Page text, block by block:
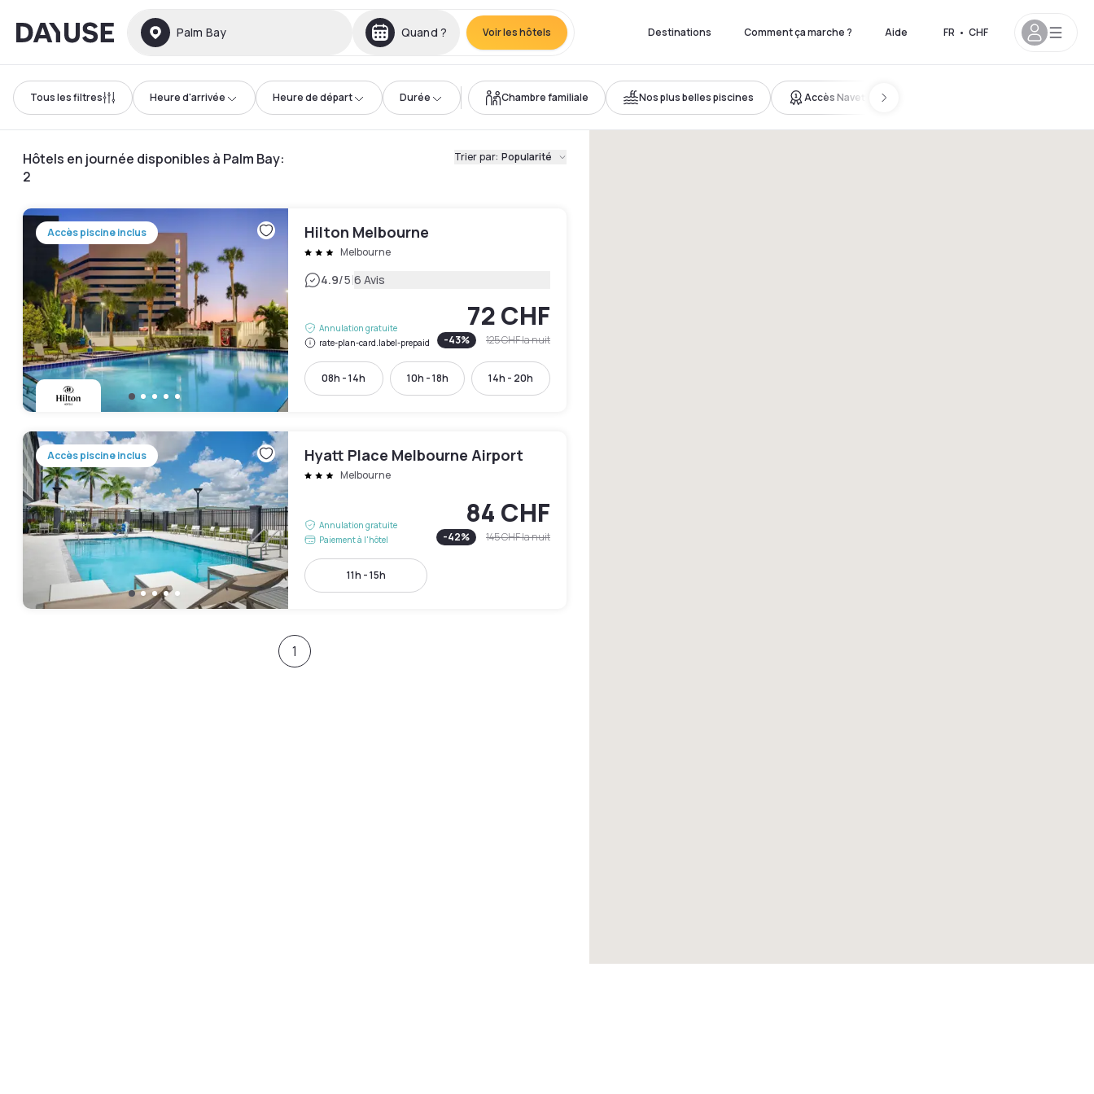
Dayuse Palm Bay Quand ? Voir les hôtels Destinations Comment ça marche ? Aide FR • CHF
Tous les filtres Heure d'arrivée Heure de départ Durée Chambre familiale Nos plus belles piscines Accès Navette
Hôtels en journée disponibles à Palm Bay:
2
Trier par: Popularité
Accès piscine inclus Hilton Melbourne
Melbourne
4.9/5|6 Avis
Annulation gratuite
rate-plan-card.label-prepaid
72 CHF
-43% 125 CHFla nuit
08h - 14h 10h - 18h 14h - 20h
Accès piscine inclus Hyatt Place Melbourne Airport
Melbourne
Annulation gratuite
Paiement à l'hôtel
84 CHF
-42% 145 CHFla nuit
11h - 15h
1